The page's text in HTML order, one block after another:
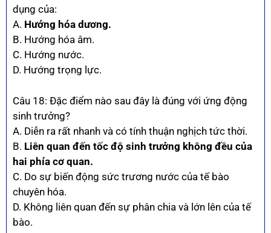
dụng của:
A. Hướng hóa dương.
B. Hướng hóa âm.
C. Hướng nước.
D. Hướng trọng lực.
Câu 18: Đặc điểm nào sau đây là đúng với ứng động
sinh trưởng?
A. Diễn ra rất nhanh và có tính thuận nghịch tức thời.
B. Liên quan đến tốc độ sinh trưởng không đều của
hai phía cơ quan.
C. Do sự biến động sức trương nước của tế bào
chuyên hóa.
D. Không liên quan đến sự phân chia và lớn lên của tế
bào.